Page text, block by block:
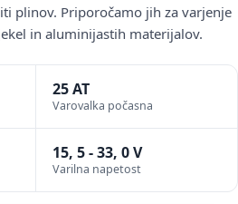
plinov. Priporočamo jih za varjenje
in aluminijastih materijalov.
25 AT
Varovalka počasna
15, 5 - 33, 0 V
Varilna napetost